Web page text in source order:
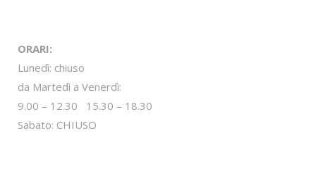
ORARI:
Lunedì: chiuso
da Martedì a Venerdì:
9.00 – 12.30 15.30 – 18.30
Sabato: CHIUSO